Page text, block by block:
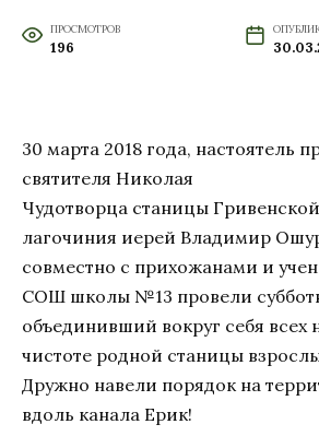
ПРОСМОТРОВ
196
30 марта 2018 года, настоятель
святителя Николая
Чудотворца станицы
лагочиния иерей Владимир
совместно с прихожанами и
СОШ школы №13 провели
объединивший вокруг себя всех
чистоте родной станицы
Дружно навели порядок на
вдоль канала Ерик!